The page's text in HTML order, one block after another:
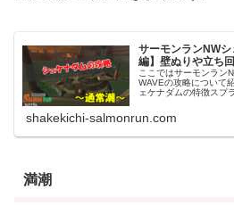
サーモンランNW
編】壁ぬりや立ち
ここではサーモンラン
WAVEの攻略について
ェケナダムの特徴スプ
shakekichi-salmonrun.com
満潮